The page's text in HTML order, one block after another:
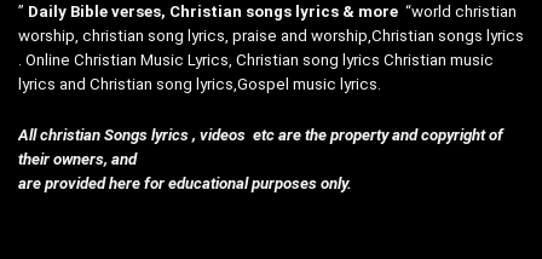
” Daily Bible verses, Christian songs lyrics & more “world christian
worship, christian song lyrics, praise and worship,Christian songs lyrics
. Online Christian Music Lyrics, Christian song lyrics Christian music
lyrics and Christian song lyrics,Gospel music lyrics.
All christian Songs lyrics , videos etc are the property and copyright of
their owners, and
are provided here for educational purposes only.